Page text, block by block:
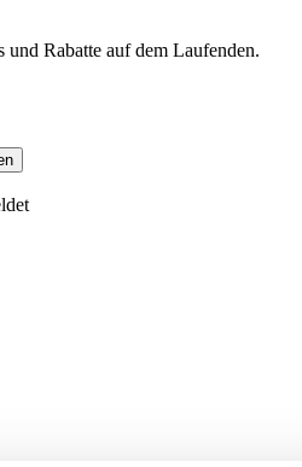
Rabatte auf dem Laufenden.